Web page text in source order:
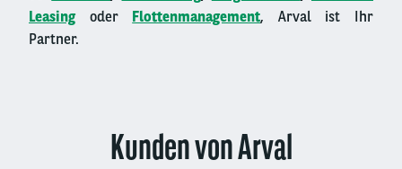
Leasing
oder Flottenmanagement, Arval ist Ihr
Partner.
Kunden von Arval